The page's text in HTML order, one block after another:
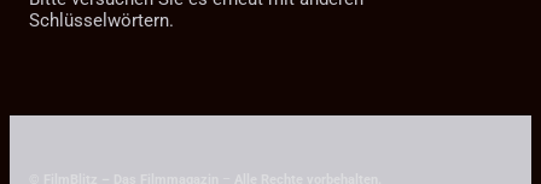
Schlüsselwörtern.